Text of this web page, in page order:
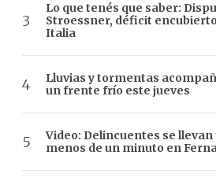
Lo que tenés que saber:
Stroessner, déficit
Italia
Lluvias y tormentas
un frente frío este jueves
Video: Delincuentes se
menos de un minuto en